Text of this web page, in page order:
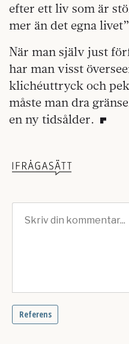
efter ett liv som är
mer än det egna
När man själv just
har man visst
klichéuttryck och
måste man dra
en ny tidsålder.